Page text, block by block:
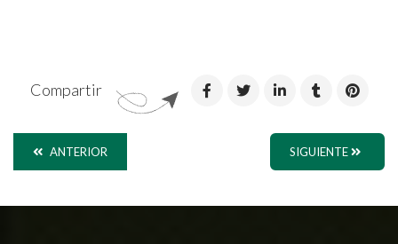
Compartir
ANTERIOR SIGUIENTE